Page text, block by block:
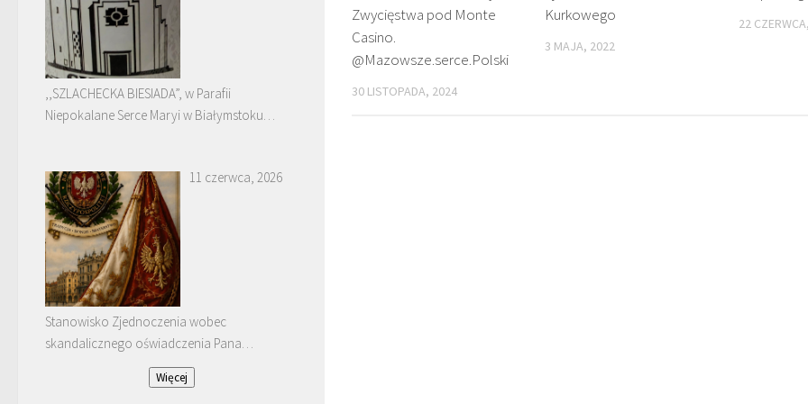
Zwycięstwa pod Monte
Casino.
@Mazowsze.serce.Polski
30 LISTOPADA, 2024
Kurkowego
3 MAJA, 2022
22
,,SZLACHECKA BIESIADA”, w Parafii
Niepokalane Serce Maryi w Białymstoku
11 czerwca, 2026
Stanowisko Zjednoczenia wobec
skandalicznego oświadczenia Pana
Januarego Bątkiewicza
Więcej